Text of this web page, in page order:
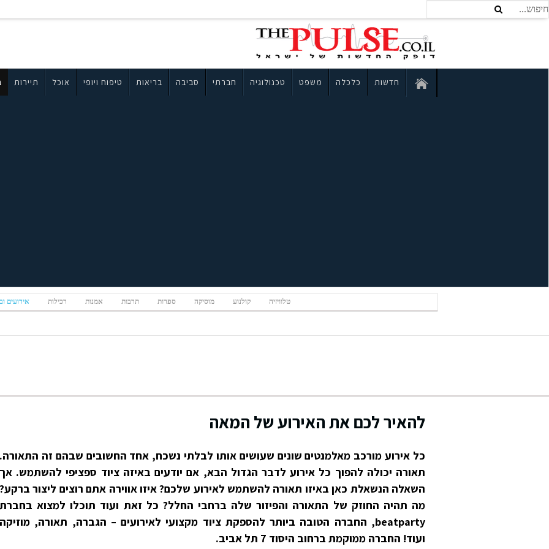
חדשות כלכלה משפט טכנולוגיה חברתי סביבה בריאות טיפוח ויופי אוכל תיירות
טלוויזיה קולנוע מוסיקה ספרות תרבות אמנות רכילות אירועים
להאיר לכם את האירוע של המאה
כל אירוע מורכב מאלמנטים שונים שעושים אותו לבלתי נשכח, אחד החשובים שבהם זה התאורה.
תאורה יכולה להפוך כל אירוע לדבר הגדול הבא, אם יודעים באיזה ציוד ספציפי להשתמש. אך
השאלה הנשאלת כאן באיזו תאורה להשתמש לאירוע שלכם? איזו אווירה אתם רוצים ליצור ברקע?
מה תהיה החוזק של התאורה והפיזור שלה ברחבי החלל? כל זאת ועוד תוכלו למצוא בחברת
beatparty, החברה הטובה ביותר להספקת ציוד מקצועי לאירועים – הגברה, תאורה, מוזיקה
ועוד! החברה ממוקמת ברחוב היסוד 7 תל אביב.